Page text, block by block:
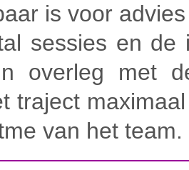
is voor
sessies en de
overleg met
traject
van het team.